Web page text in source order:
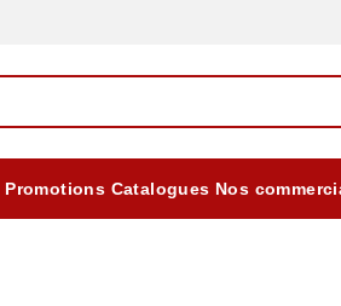
Promotions Catalogues Nos